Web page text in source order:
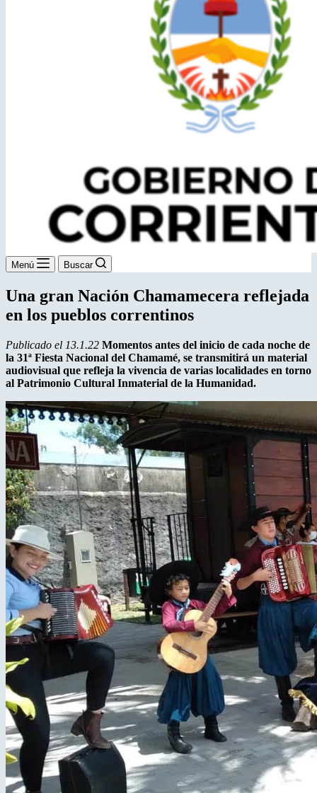
Menú Buscar
Una gran Nación Chamamecera reflejada
en los pueblos correntinos
Publicado el 13.1.22 Momentos antes del inicio de cada noche de
la 31ª Fiesta Nacional del Chamamé, se transmitirá un material
audiovisual que refleja la vivencia de varias localidades en torno
al Patrimonio Cultural Inmaterial de la Humanidad.